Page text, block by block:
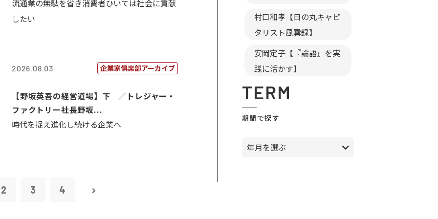
流通業の無駄を省き消費者ひいては社会に貢献
したい
2026.08.03 企業家倶楽部アーカイブ
【野坂英吾の経営道場】下 ／トレジャー・
ファクトリー社長野坂...
時代を捉え進化し続ける企業へ
2 3 4
村口和孝【日の丸キャピ
タリスト風雲録】
安岡定子【『論語』を実
践に活かす】
TERM
期間で探す
年月を選ぶ